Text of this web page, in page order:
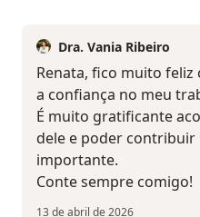
Dra. Vania Ribeiro
Renata, fico muito feliz
a confiança no meu
É muito gratificante
dele e poder contribuir
importante.
Conte sempre comigo!
13 de abril de 2026